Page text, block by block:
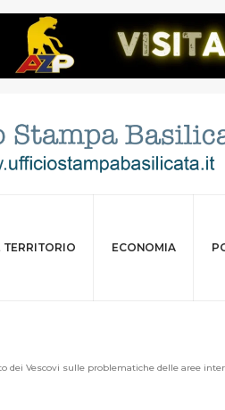
TERRITORIO ECONOMIA
dei Vescovi sulle problematiche delle aree